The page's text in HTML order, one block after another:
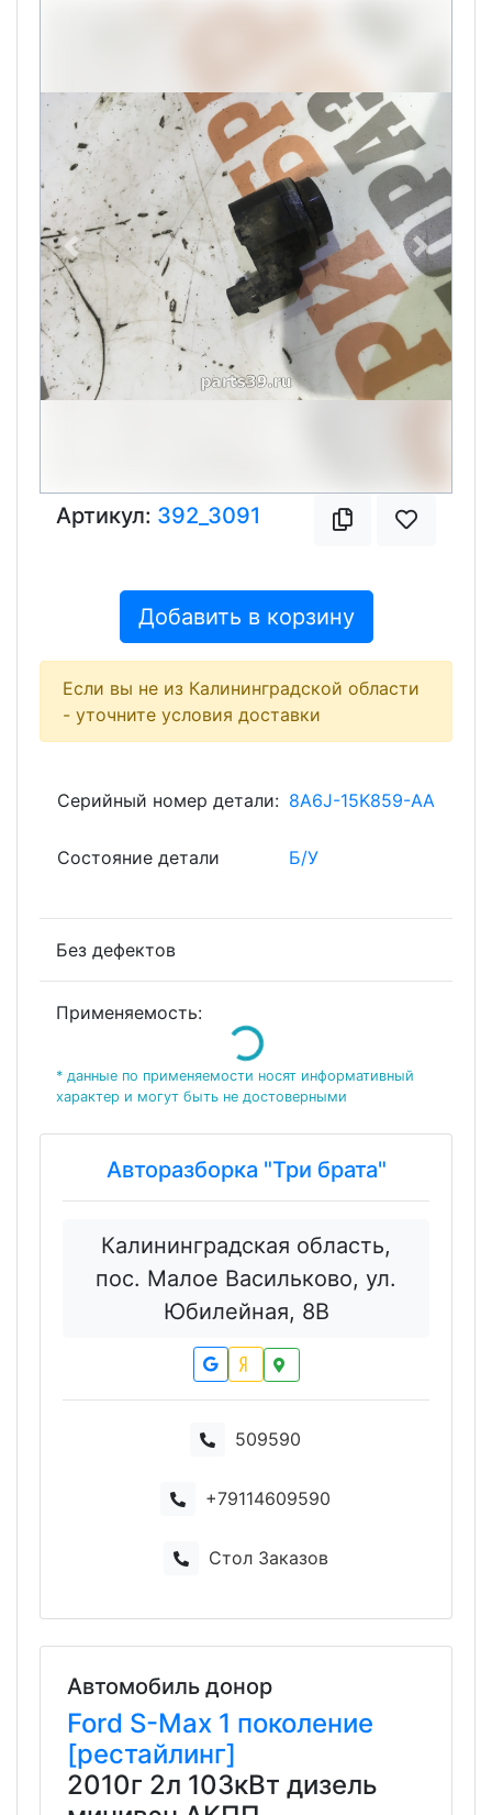
Previous Next
Артикул: 392_3091
Добавить в корзину
Если вы не из Калининградской области
- уточните условия доставки
Серийный номер детали: 8A6J-15K859-AA
Состояние детали Б/У
Без дефектов
Применяемость:
Loading...
* данные по применяемости носят информативный
характер и могут быть не достоверными
Авторазборка "Три брата"
Калининградская область,
пос. Малое Васильково, ул.
Юбилейная, 8В
509590
+79114609590
Стол Заказов
Автомобиль донор
Ford S-Max 1 поколение
[рестайлинг]
2010г 2л 103кВт дизель